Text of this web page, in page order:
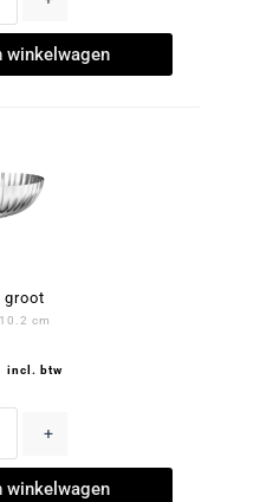
winkelwagen
groot
cm
incl. btw
+
winkelwagen